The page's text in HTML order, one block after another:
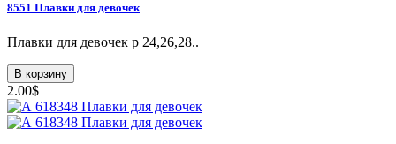
8551 Плавки для девочек
Плавки для девочек р 24,26,28..
В корзину
2.00$